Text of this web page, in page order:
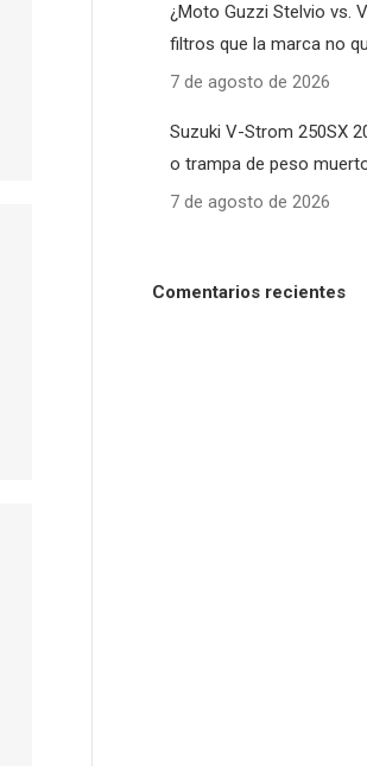
¿Moto Guzzi Stelvio vs.
filtros que la marca no
7 de agosto de 2026
Suzuki V-Strom 250SX
o trampa de peso
7 de agosto de 2026
Comentarios recientes